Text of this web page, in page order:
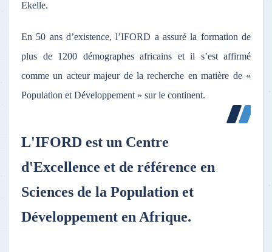
Ekelle.
En 50 ans d’existence, l’IFORD a assuré la formation de
plus de 1200 démographes africains et il s’est affirmé
comme un acteur majeur de la recherche en matière de «
Population et Développement » sur le continent.
L'IFORD est un Centre
d'Excellence et de référence en
Sciences de la Population et
Développement en Afrique.